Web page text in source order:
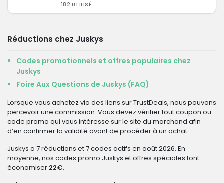
182 UTILISÉ
Réductions chez Juskys
Codes promotionnels et offres populaires chez
Juskys
Foire Aux Questions de Juskys (FAQ)
Lorsque vous achetez via des liens sur TrustDeals, nous pouvons
percevoir une commission. Vous devez vérifier tout coupon ou
code promo qui vous intéresse sur le site du marchand afin
d’en confirmer la validité avant de procéder à un achat.
Juskys a 7 réductions et 7 codes actifs en août 2026. En
moyenne, nos codes promo Juskys et offres spéciales font
économiser 22€.